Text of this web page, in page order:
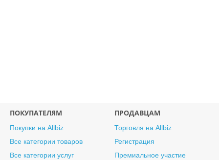
ПОКУПАТЕЛЯМ
Покупки на Allbiz
Все категории товаров
Все категории услуг
ПРОДАВЦАМ
Торговля на Allbiz
Регистрация
Премиальное участие